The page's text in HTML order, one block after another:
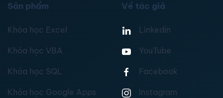
Sản phẩm
Khóa học Excel
Khóa học VBA
Khóa học SQL
Khóa học Google Apps
Về tác giả
Linkedin
YouTube
Facebook
Instagram